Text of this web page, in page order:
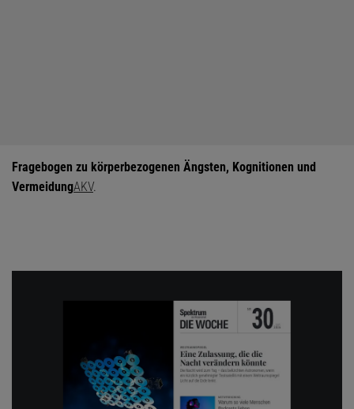
Fragebogen zu körperbezogenen Ängsten, Kognitionen und
VermeidungAKV.